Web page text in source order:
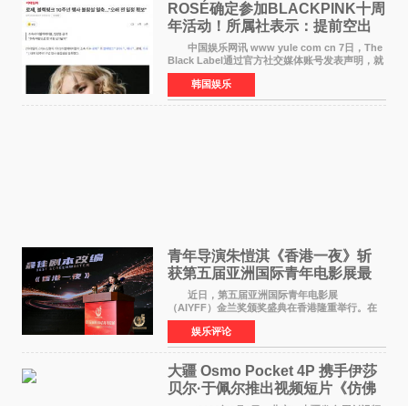
ROSÉ确定参加BLACKPINK十周
年活动！所属社表示：提前空出
了时间
中国娱乐网讯 www yule com cn 7日，The
Black Label通过官方社交媒体账号发表声明，就
近期网络上关于ROS&Eacute;个人行程及是否参
加BLACKPINK出道纪念活动的种种猜测作出正
式回应。 Th
韩国娱乐
青年导演朱愷淇《香港一夜》斩
获第五届亚洲国际青年电影展最
佳剧本改编奖
近日，第五届亚洲国际青年电影展
（AIYFF）金兰奖颁奖盛典在香港隆重举行。在
这场汇聚数百位海内外电影人、文化界人士及媒
体代表的亚洲青年影视盛会上，香港本土电影
《香港一夜》（Dawn in Ho
娱乐评论
大疆 Osmo Pocket 4P 携手伊莎
贝尔·于佩尔推出视频短片《仿佛